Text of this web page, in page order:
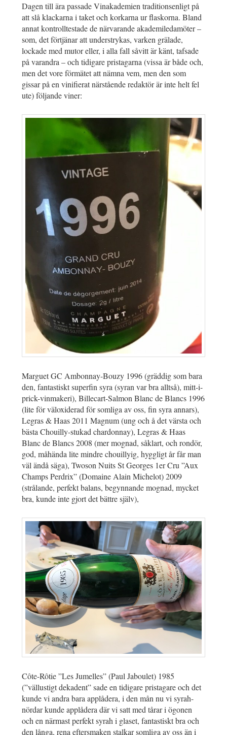
Dagen till ära passade Vinakademien traditionsenligt på
att slå klackarna i taket och korkarna ur flaskorna. Bland
annat kontrolltestade de närvarande akademiledamöter –
som, det förtjänar att understrykas, varken grälade,
lockade med mutor eller, i alla fall såvitt är känt, tafsade
på varandra – och tidigare pristagarna (vissa är både och,
men det vore förmätet att nämna vem, men den som
gissar på en vinifierat närstående redaktör är inte helt fel
ute) följande viner:
Marguet GC Ambonnay-Bouzy 1996 (gräddig som bara
den, fantastiskt superfin syra (syran var bra alltså), mitt-i-
prick-vinmakeri), Billecart-Salmon Blanc de Blancs 1996
(lite för väloxiderad för somliga av oss, fin syra annars),
Legras & Haas 2011 Magnum (ung och å det värsta och
bästa Chouilly-stukad chardonnay), Legras & Haas
Blanc de Blancs 2008 (mer mognad, såklart, och rondör,
god, måhända lite mindre chouillyig, hyggligt år får man
väl ändå säga), Twoson Nuits St Georges 1er Cru ”Aux
Champs Perdrix” (Domaine Alain Michelot) 2009
(strålande, perfekt balans, begynnande mognad, mycket
bra, kunde inte gjort det bättre själv),
Côte-Rôtie ”Les Jumelles” (Paul Jaboulet) 1985
(”vällustigt dekadent” sade en tidigare pristagare och det
kunde vi andra bara applådera, i den mån nu vi syrah-
nördar kunde applådera där vi satt med tårar i ögonen
och en närmast perfekt syrah i glaset, fantastiskt bra och
den långa, rena eftersmaken stalkar somliga av oss än i